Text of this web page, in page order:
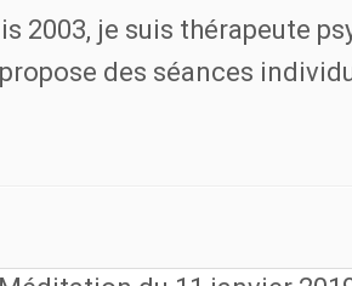
2003, je suis thérapeute
des séances